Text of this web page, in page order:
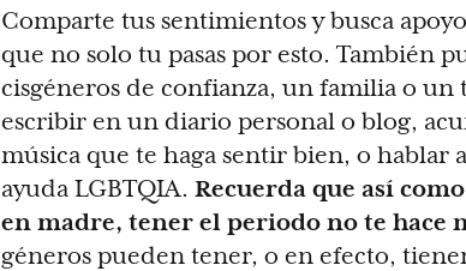
Comparte tus sentimientos y busca
que no solo tu pasas por esto. También
cisgéneros de confianza, un familia o un
escribir en un diario personal o blog,
música que te haga sentir bien, o hablar
ayuda LGBTQIA. Recuerda que así
en madre, tener el periodo no te hace
géneros pueden tener, o en efecto,